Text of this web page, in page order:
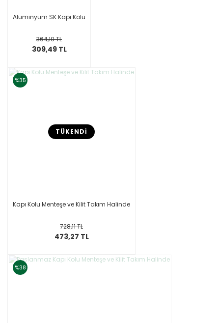
Alüminyum SK Kapı Kolu
364,10 TL
309,49 TL
%35
TÜKENDİ
Kapı Kolu Menteşe ve Kilit Takım Halinde
728,11 TL
473,27 TL
%38